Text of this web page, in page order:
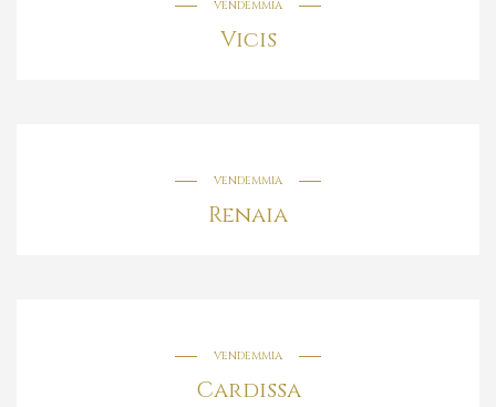
VENDEMMIA
Vicis
VENDEMMIA
Renaia
VENDEMMIA
Cardissa